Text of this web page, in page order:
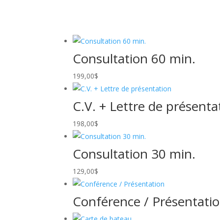
Consultation 60 min.
199,00$
C.V. + Lettre de
198,00$
Consultation 30 min.
129,00$
Conférence /